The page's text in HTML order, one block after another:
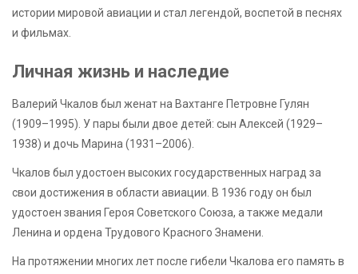
истории мировой авиации и стал легендой, воспетой в песнях
и фильмах.
Личная жизнь и наследие
Валерий Чкалов был женат на Вахтанге Петровне Гулян
(1909–1995). У пары были двое детей: сын Алексей (1929–
1938) и дочь Марина (1931–2006).
Чкалов был удостоен высоких государственных наград за
свои достижения в области авиации. В 1936 году он был
удостоен звания Героя Советского Союза, а также медали
Ленина и ордена Трудового Красного Знамени.
На протяжении многих лет после гибели Чкалова его память в